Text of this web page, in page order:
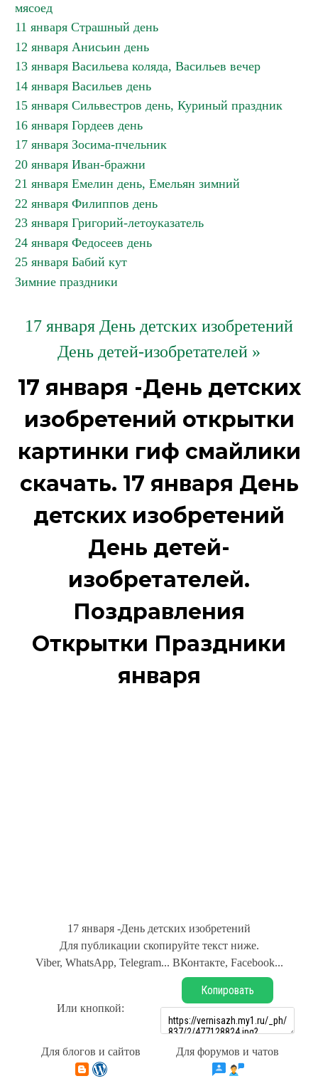
мясоед
11 января Страшный день
12 января Анисьин день
13 января Васильева коляда, Васильев вечер
14 января Васильев день
15 января Сильвестров день, Куриный праздник
16 января Гордеев день
17 января Зосима-пчельник
20 января Иван-бражни
21 января Емелин день, Емельян зимний
22 января Филиппов день
23 января Григорий-летоуказатель
24 января Федосеев день
25 января Бабий кут
Зимние праздники
17 января День детских изобретений
День детей-изобретателей »
17 января -День детских
изобретений открытки
картинки гиф смайлики
скачать. 17 января День
детских изобретений
День детей-
изобретателей.
Поздравления
Открытки Праздники
января
17 января -День детских изобретений
Для публикации скопируйте текст ниже.
Viber, WhatsApp, Telegram... ВКонтакте, Facebook...
Или кнопкой:
Копировать
Для блогов и сайтов Для форумов и чатов